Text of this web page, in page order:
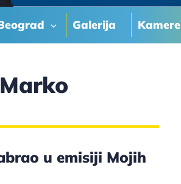
Galerija Kamere
u emisiji Mojih